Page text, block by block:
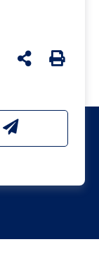
udostępnij na
Generuj